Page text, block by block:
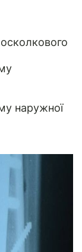
наружної